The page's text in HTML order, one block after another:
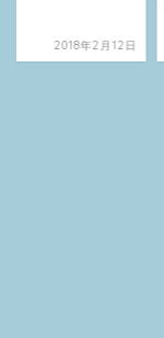
2018年2月12日